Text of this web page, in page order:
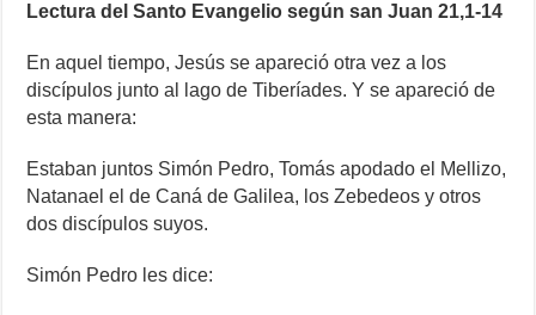
Lectura del Santo Evangelio según san Juan 21,1-14
En aquel tiempo, Jesús se apareció otra vez a los
discípulos junto al lago de Tiberíades. Y se apareció de
esta manera:
Estaban juntos Simón Pedro, Tomás apodado el Mellizo,
Natanael el de Caná de Galilea, los Zebedeos y otros
dos discípulos suyos.
Simón Pedro les dice: